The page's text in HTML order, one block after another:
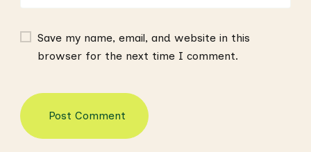
Save my name, email, and website in this
browser for the next time I comment.